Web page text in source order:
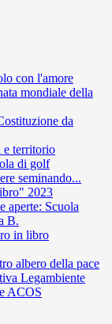
con l'amore
mondiale della
da
e territorio
di golf
seminando...
2023
aperte: Scuola
B.
in libro
albero della pace
Legambiente
ACOS